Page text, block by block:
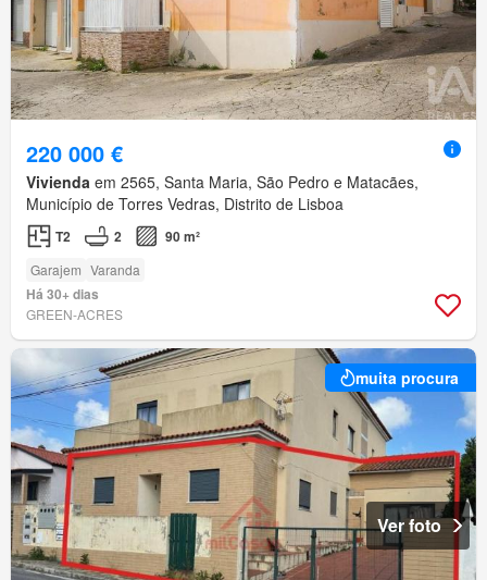
220 000 €
Vivienda em 2565, Santa Maria, São Pedro e Matacães,
Município de Torres Vedras, Distrito de Lisboa
T2 2 90 m²
Garajem Varanda
Há 30+ dias
GREEN-ACRES
muita procura
Ver foto